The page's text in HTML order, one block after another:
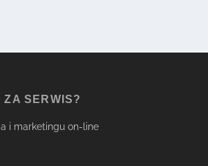
ZA SERWIS?
i marketingu on-line